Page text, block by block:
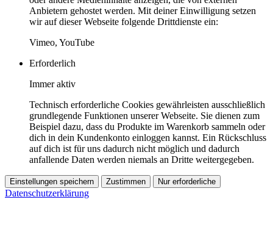
Anbietern gehostet werden. Mit deiner Einwilligung setzen
wir auf dieser Webseite folgende Drittdienste ein:
Vimeo, YouTube
Erforderlich
Immer aktiv
Technisch erforderliche Cookies gewährleisten ausschließlich
grundlegende Funktionen unserer Webseite. Sie dienen zum
Beispiel dazu, dass du Produkte im Warenkorb sammeln oder
dich in dein Kundenkonto einloggen kannst. Ein Rückschluss
auf dich ist für uns dadurch nicht möglich und dadurch
anfallende Daten werden niemals an Dritte weitergegeben.
Einstellungen speichern Zustimmen Nur erforderliche
Datenschutzerklärung